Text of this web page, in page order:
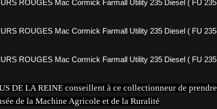
DE LA REINE conseillent à ce collectionneur de prendre
de la Machine Agricole et de la Ruralité